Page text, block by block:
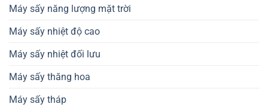
Máy sấy năng lượng mặt trời
Máy sấy nhiệt độ cao
Máy sấy nhiệt đối lưu
Máy sấy thăng hoa
Máy sấy tháp